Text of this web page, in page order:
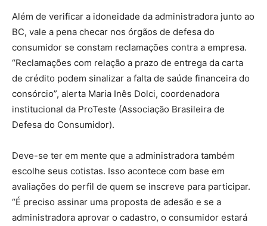
Além de verificar a idoneidade da administradora junto ao
BC, vale a pena checar nos órgãos de defesa do
consumidor se constam reclamações contra a empresa.
“Reclamações com relação a prazo de entrega da carta
de crédito podem sinalizar a falta de saúde financeira do
consórcio”, alerta Maria Inês Dolci, coordenadora
institucional da ProTeste (Associação Brasileira de
Defesa do Consumidor).
Deve-se ter em mente que a administradora também
escolhe seus cotistas. Isso acontece com base em
avaliações do perfil de quem se inscreve para participar.
“É preciso assinar uma proposta de adesão e se a
administradora aprovar o cadastro, o consumidor estará